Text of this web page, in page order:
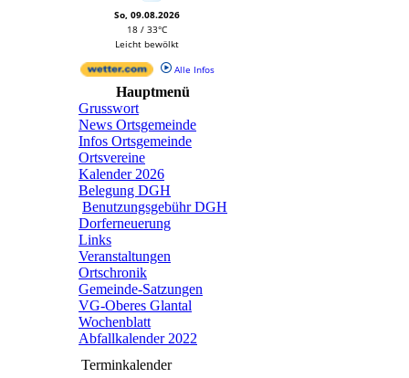
So, 09.08.2026
18 / 33°C
Leicht bewölkt
Alle Infos
Hauptmenü
Grusswort
News Ortsgemeinde
Infos Ortsgemeinde
Ortsvereine
Kalender 2026
Belegung DGH
Benutzungsgebühr DGH
Dorferneuerung
Links
Veranstaltungen
Ortschronik
Gemeinde-Satzungen
VG-Oberes Glantal
Wochenblatt
Abfallkalender 2022
Terminkalender